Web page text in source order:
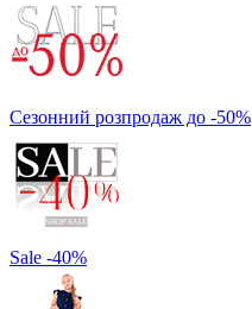
Сезонний розпродаж до -50%
Sale -40%